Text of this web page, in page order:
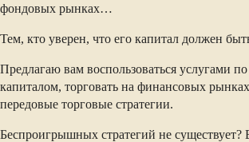
фондовых рынках…
Тем, кто уверен, что его капитал должен
Предлагаю вам воспользоваться услугами
капиталом, торговать на финансовых
передовые торговые стратегии.
Беспроигрышных стратегий не существует?